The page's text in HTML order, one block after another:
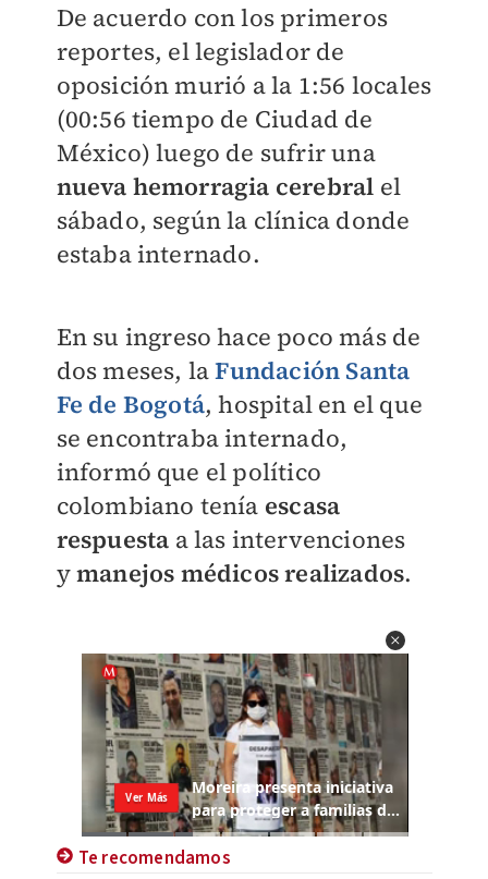
De acuerdo con los primeros
reportes, el legislador de
oposición murió a la 1:56 locales
(00:56 tiempo de Ciudad de
México) luego de sufrir una
nueva hemorragia cerebral el
sábado, según la clínica donde
estaba internado.
En su ingreso hace poco más de
dos meses, laFundación Santa
Fe de Bogotá, hospital en el que
se encontraba internado,
informó que el político
colombiano tenía escasa
respuesta a las intervenciones
ymanejos médicos realizados.
Te recomendamos